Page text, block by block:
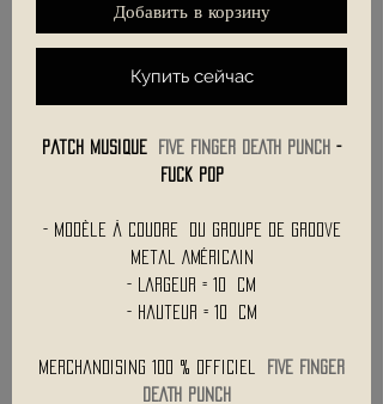
Добавить в корзину
Купить сейчас
Patch Musique FIVE FINGER DEATH PUNCH -
Fuck Pop
- Modèle à Coudre du Groupe de Groove
Metal Américain
- Largeur = 10 cm
- Hauteur = 10 cm
Merchandising 100 % Officiel
FIVE FINGER
DEATH PUNCH